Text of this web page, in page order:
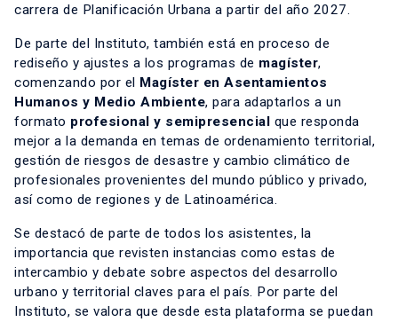
carrera de Planificación Urbana a partir del año 2027.
De parte del Instituto, también está en proceso de
rediseño y ajustes a los programas de magíster,
comenzando por el Magíster en Asentamientos
Humanos y Medio Ambiente, para adaptarlos a un
formato profesional y semipresencial que responda
mejor a la demanda en temas de ordenamiento territorial,
gestión de riesgos de desastre y cambio climático de
profesionales provenientes del mundo público y privado,
así como de regiones y de Latinoamérica.
Se destacó de parte de todos los asistentes, la
importancia que revisten instancias como estas de
intercambio y debate sobre aspectos del desarrollo
urbano y territorial claves para el país. Por parte del
Instituto, se valora que desde esta plataforma se puedan